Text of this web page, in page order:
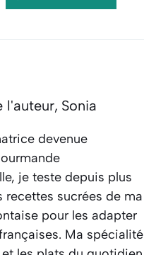
l'auteur, Sonia
devenue
je teste depuis plus
recettes sucrées de ma
pour les adapter
Ma spécialité